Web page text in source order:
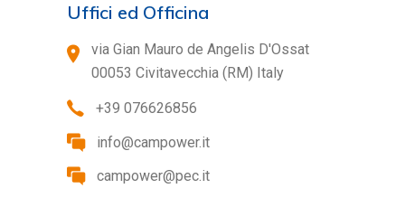
Uffici ed Officina
via Gian Mauro de Angelis D'Ossat
00053 Civitavecchia (RM) Italy
+39 076626856
info@campower.it
campower@pec.it